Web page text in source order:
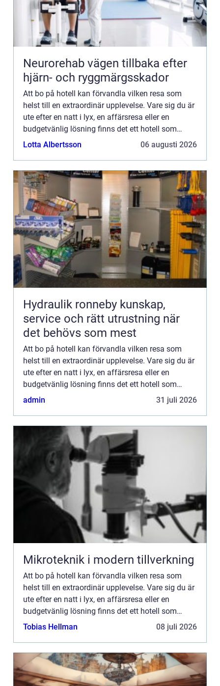
Neurorehab vägen tillbaka efter
hjärn- och ryggmärgsskador
Att bo på hotell kan förvandla vilken resa som
helst till en extraordinär upplevelse. Vare sig du är
ute efter en natt i lyx, en affärsresa eller en
budgetvänlig lösning finns det ett hotell som
passar varje behov ...
Lotta Albertsson 06 augusti 2026
Hydraulik ronneby kunskap,
service och rätt utrustning när
det behövs som mest
Att bo på hotell kan förvandla vilken resa som
helst till en extraordinär upplevelse. Vare sig du är
ute efter en natt i lyx, en affärsresa eller en
budgetvänlig lösning finns det ett hotell som
passar varje behov ...
admin 31 juli 2026
Mikroteknik i modern tillverkning
Att bo på hotell kan förvandla vilken resa som
helst till en extraordinär upplevelse. Vare sig du är
ute efter en natt i lyx, en affärsresa eller en
budgetvänlig lösning finns det ett hotell som
passar varje behov ...
Tobias Hellman 08 juli 2026